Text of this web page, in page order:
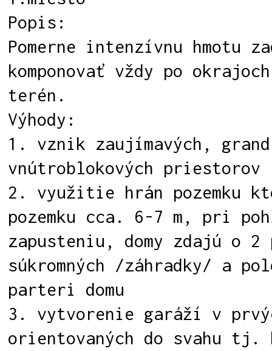
Popis:
Pomerne intenzívnu hmotu
komponovať vždy po
terén.
Výhody:
1. vznik zaujímavých,
vnútroblokových priestorov
2. využitie hrán pozemku
pozemku cca. 6-7 m, pri
zapusteniu, domy zdajú o
súkromných /záhradky/ a
parteri domu
3. vytvorenie garáží v
orientovaných do svahu tj.